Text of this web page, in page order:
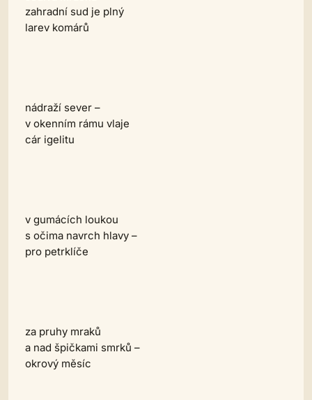
zahradní sud je plný
larev komárů
nádraží sever –
v okenním rámu vlaje
cár igelitu
v gumácích loukou
s očima navrch hlavy –
pro petrklíče
za pruhy mraků
a nad špičkami smrků –
okrový měsíc